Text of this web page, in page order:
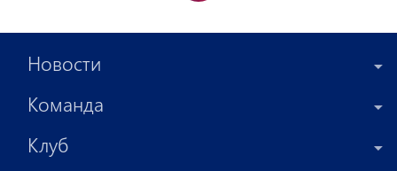
Новости
Команда
Клуб